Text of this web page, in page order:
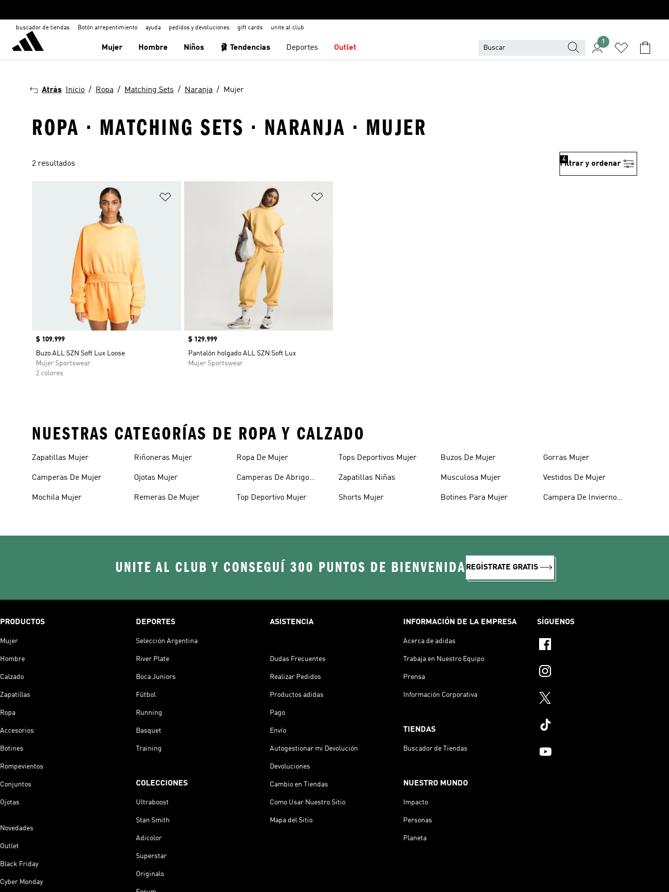
buscador de tiendas Botón arrepentimiento ayuda pedidos y devoluciones gift cards unite al club
Mujer Hombre Niños 🩰 Tendencias Deportes Outlet
1
Atrás Inicio Ropa Matching Sets Naranja Mujer
ROPA · MATCHING SETS · NARANJA · MUJER
2 resultados Filtrar y ordenar
4
Añadir a la lista de deseos
Precio
$ 109.999
Buzo ALL SZN Soft Lux Loose
Mujer Sportswear
2 colores
Precio
$ 129.999
Pantalón holgado ALL SZN Soft Lux
Mujer Sportswear
NUESTRAS CATEGORÍAS DE ROPA Y CALZADO
Zapatillas Mujer
Camperas De Mujer
Mochila Mujer
Riñoneras Mujer
Ojotas Mujer
Remeras De Mujer
Ropa De Mujer
Camperas De Abrigo
Top Deportivo Mujer
Tops Deportivos Mujer
Zapatillas Niñas
Shorts Mujer
Buzos De Mujer
Musculosa Mujer
Botines Para Mujer
Gorras Mujer
Vestidos De Mujer
Campera De Invierno
UNITE AL CLUB Y CONSEGUÍ 300 PUNTOS DE BIENVENIDA REGÍSTRATE GRATIS
PRODUCTOS
Mujer
Hombre
Calzado
Zapatillas
Ropa
Accesorios
Botines
Rompevientos
Conjuntos
Ojotas
Novedades
Outlet
Black Friday
Cyber Monday
DEPORTES
Selección Argentina
River Plate
Boca Juniors
Fútbol
Running
Basquet
Training
COLECCIONES
Ultraboost
Stan Smith
Adicolor
Superstar
Originals
ASISTENCIA
Dudas Frecuentes
Realizar Pedidos
Productos adidas
Pago
Envío
Autogestionar mi Devolución
Devoluciones
Cambio en Tiendas
Como Usar Nuestro Sitio
Mapa del Sitio
INFORMACIÓN DE LA EMPRESA
Acerca de adidas
Trabaja en Nuestro Equipo
Prensa
Información Corporativa
TIENDAS
Buscador de Tiendas
NUESTRO MUNDO
Impacto
Personas
Planeta
SÍGUENOS